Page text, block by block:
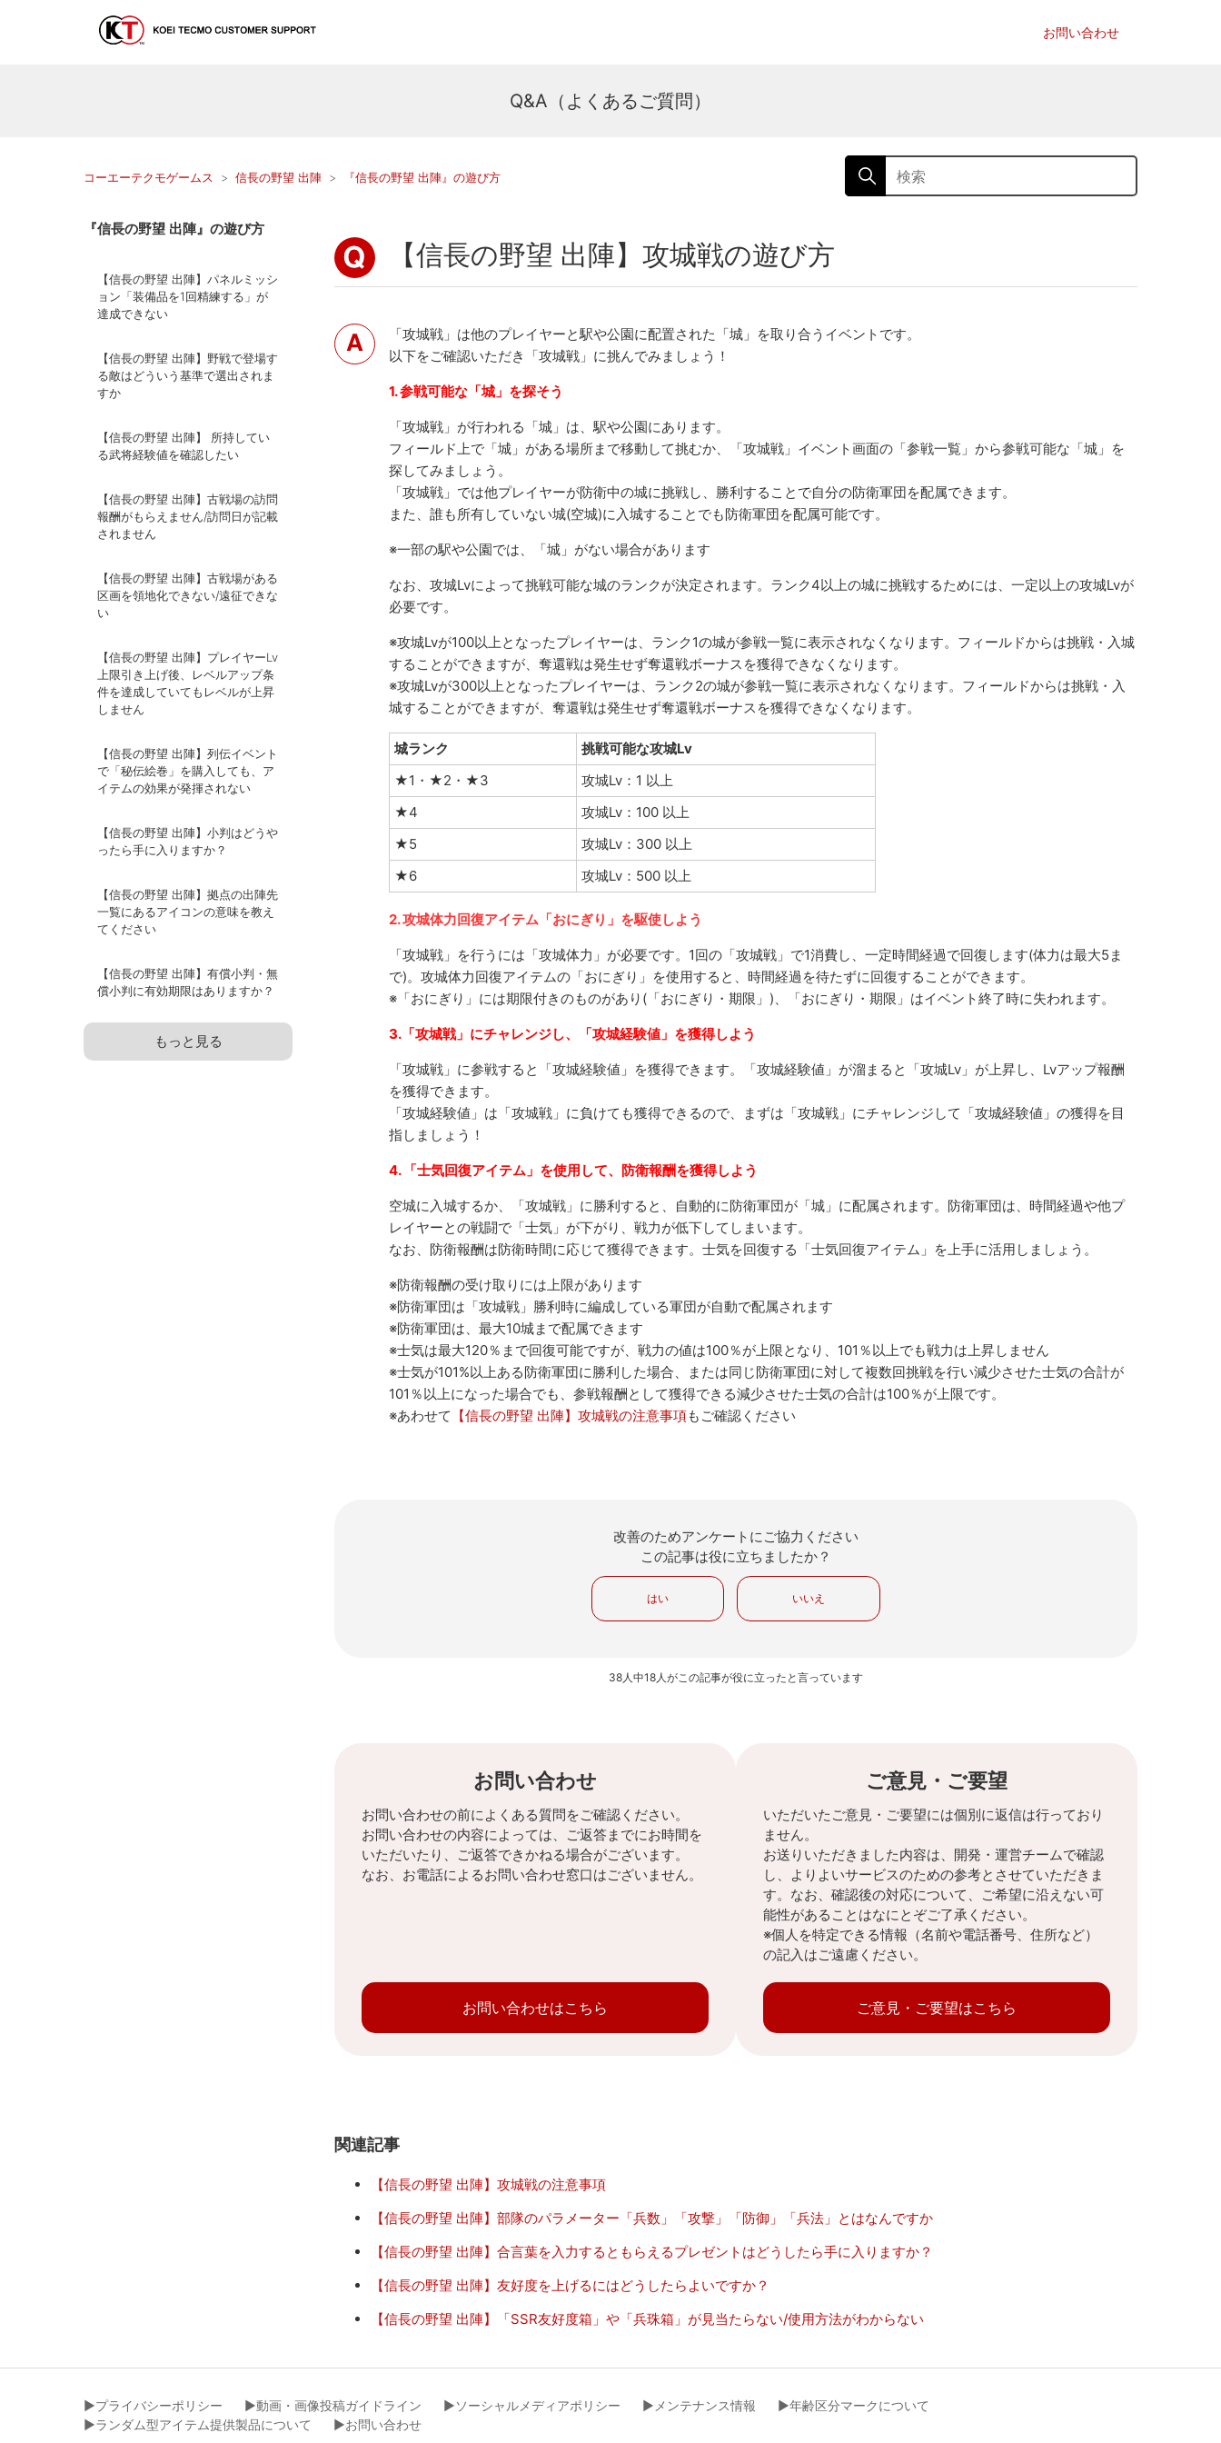
お問い合わせ
Q&A（よくあるご質問）
コーエーテクモゲームス 信長の野望 出陣 『信長の野望 出陣』の遊び方
『信長の野望 出陣』の遊び方
【信長の野望 出陣】パネルミッシ
ョン「装備品を1回精練する」が
達成できない
【信長の野望 出陣】野戦で登場す
る敵はどういう基準で選出されま
すか
【信長の野望 出陣】 所持してい
る武将経験値を確認したい
【信長の野望 出陣】古戦場の訪問
報酬がもらえません/訪問日が記載
されません
【信長の野望 出陣】古戦場がある
区画を領地化できない/遠征できな
い
【信長の野望 出陣】プレイヤーLv
上限引き上げ後、レベルアップ条
件を達成していてもレベルが上昇
しません
【信長の野望 出陣】列伝イベント
で「秘伝絵巻」を購入しても、ア
イテムの効果が発揮されない
【信長の野望 出陣】小判はどうや
ったら手に入りますか？
【信長の野望 出陣】拠点の出陣先
一覧にあるアイコンの意味を教え
てください
【信長の野望 出陣】有償小判・無
償小判に有効期限はありますか？
もっと見る
【信長の野望 出陣】攻城戦の遊び方
「攻城戦」は他のプレイヤーと駅や公園に配置された「城」を取り合うイベントです。
以下をご確認いただき「攻城戦」に挑んでみましょう！
1. 参戦可能な「城」を探そう
「攻城戦」が行われる「城」は、駅や公園にあります。
フィールド上で「城」がある場所まで移動して挑むか、「攻城戦」イベント画面の「参戦一覧」から参戦可能な「城」を
探してみましょう。
「攻城戦」では他プレイヤーが防衛中の城に挑戦し、勝利することで自分の防衛軍団を配属できます。
また、誰も所有していない城(空城)に入城することでも防衛軍団を配属可能です。
※一部の駅や公園では、「城」がない場合があります
なお、攻城Lvによって挑戦可能な城のランクが決定されます。ランク4以上の城に挑戦するためには、一定以上の攻城Lvが
必要です。
※攻城Lvが100以上となったプレイヤーは、ランク1の城が参戦一覧に表示されなくなります。フィールドからは挑戦・入城
することができますが、奪還戦は発生せず奪還戦ボーナスを獲得できなくなります。
※攻城Lvが300以上となったプレイヤーは、ランク2の城が参戦一覧に表示されなくなります。フィールドからは挑戦・入
城することができますが、奪還戦は発生せず奪還戦ボーナスを獲得できなくなります。
城ランク
挑戦可能な攻城Lv
★1・★2・★3
攻城Lv：1 以上
★4
攻城Lv：100 以上
★5
攻城Lv：300 以上
★6
攻城Lv：500 以上
2. 攻城体力回復アイテム「おにぎり」を駆使しよう
「攻城戦」を行うには「攻城体力」が必要です。1回の「攻城戦」で1消費し、一定時間経過で回復します(体力は最大5ま
で)。攻城体力回復アイテムの「おにぎり」を使用すると、時間経過を待たずに回復することができます。
※「おにぎり」には期限付きのものがあり(「おにぎり・期限」)、「おにぎり・期限」はイベント終了時に失われます。
3.「攻城戦」にチャレンジし、「攻城経験値」を獲得しよう
「攻城戦」に参戦すると「攻城経験値」を獲得できます。「攻城経験値」が溜まると「攻城Lv」が上昇し、Lvアップ報酬
を獲得できます。
「攻城経験値」は「攻城戦」に負けても獲得できるので、まずは「攻城戦」にチャレンジして「攻城経験値」の獲得を目
指しましょう！
4. 「士気回復アイテム」を使用して、防衛報酬を獲得しよう
空城に入城するか、「攻城戦」に勝利すると、自動的に防衛軍団が「城」に配属されます。防衛軍団は、時間経過や他プ
レイヤーとの戦闘で「士気」が下がり、戦力が低下してしまいます。
なお、防衛報酬は防衛時間に応じて獲得できます。士気を回復する「士気回復アイテム」を上手に活用しましょう。
※防衛報酬の受け取りには上限があります
※防衛軍団は「攻城戦」勝利時に編成している軍団が自動で配属されます
※防衛軍団は、最大10城まで配属できます
※士気は最大120％まで回復可能ですが、戦力の値は100％が上限となり、101％以上でも戦力は上昇しません
※士気が101%以上ある防衛軍団に勝利した場合、または同じ防衛軍団に対して複数回挑戦を行い減少させた士気の合計が
101％以上になった場合でも、参戦報酬として獲得できる減少させた士気の合計は100％が上限です。
※あわせて 【信長の野望 出陣】攻城戦の注意事項もご確認ください
改善のためアンケートにご協力ください
この記事は役に立ちましたか？
はい いいえ
38人中18人がこの記事が役に立ったと言っています
お問い合わせ
お問い合わせの前によくある質問をご確認ください。
お問い合わせの内容によっては、ご返答までにお時間を
いただいたり、ご返答できかねる場合がございます。
なお、お電話によるお問い合わせ窓口はございません。
お問い合わせはこちら
ご意見・ご要望
いただいたご意見・ご要望には個別に返信は行っており
ません。
お送りいただきました内容は、開発・運営チームで確認
し、よりよいサービスのための参考とさせていただきま
す。なお、確認後の対応について、ご希望に沿えない可
能性があることはなにとぞご了承ください。
※個人を特定できる情報（名前や電話番号、住所など）
の記入はご遠慮ください。
ご意見・ご要望はこちら
関連記事
【信長の野望 出陣】攻城戦の注意事項
【信長の野望 出陣】部隊のパラメーター「兵数」「攻撃」「防御」「兵法」とはなんですか
【信長の野望 出陣】合言葉を入力するともらえるプレゼントはどうしたら手に入りますか？
【信長の野望 出陣】友好度を上げるにはどうしたらよいですか？
【信長の野望 出陣】「SSR友好度箱」や「兵珠箱」が見当たらない/使用方法がわからない
▶︎プライバシーポリシー ▶︎動画・画像投稿ガイドライン ▶︎ソーシャルメディアポリシー ▶︎メンテナンス情報
▶︎年齢区分マークについて
▶︎ランダム型アイテム提供製品について
▶︎お問い合わせ